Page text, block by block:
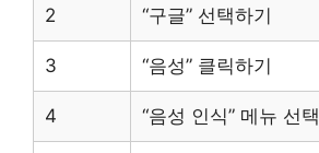
2 “구글” 선택하기
3 “음성” 클릭하기
4 “음성 인식” 메뉴 선택